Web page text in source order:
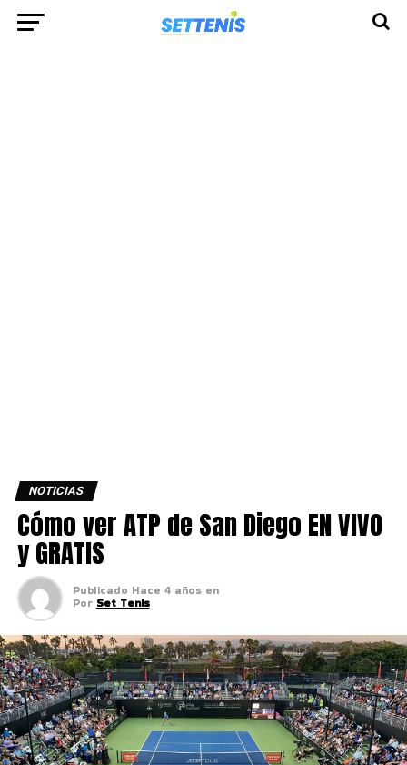
NOTICIAS
Cómo ver ATP de San Diego EN VIVO
y GRATIS
Publicado Hace 4 años en
Por Set Tenis